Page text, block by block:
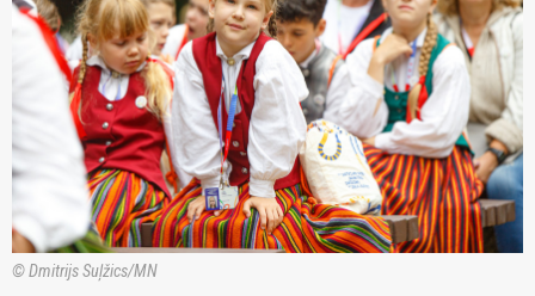
© Dmitrijs Suļžics/MN